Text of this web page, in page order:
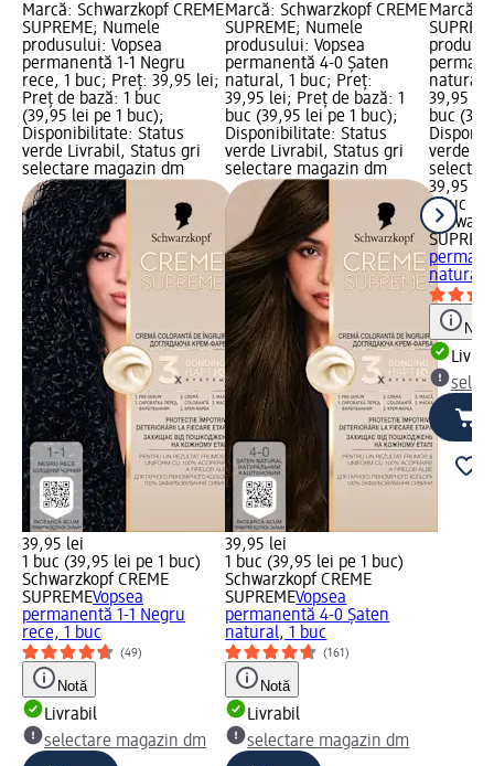
Marcă: Schwarzkopf CREME
SUPREME; Numele
produsului: Vopsea
permanentă 1-1 Negru
rece, 1 buc; Preț: 39,95 lei;
Preț de bază: 1 buc
(39,95 lei pe 1 buc);
Disponibilitate: Status
verde Livrabil, Status gri
selectare magazin dm
39,95 lei
1 buc (39,95 lei pe 1 buc)
Schwarzkopf CREME
SUPREMEVopsea
permanentă 1-1 Negru
rece, 1 buc
(49)
Notă
Livrabil
selectare magazin dm
Marcă: Schwarzkopf CREME
SUPREME; Numele
produsului: Vopsea
permanentă 4-0 Șaten
natural, 1 buc; Preț:
39,95 lei; Preț de bază: 1
buc (39,95 lei pe 1 buc);
Disponibilitate: Status
verde Livrabil, Status gri
selectare magazin dm
39,95 lei
1 buc (39,95 lei pe 1 buc)
Schwarzkopf CREME
SUPREMEVopsea
permanentă 4-0 Șaten
natural, 1 buc
(161)
Notă
Livrabil
selectare magazin dm
Marcă:
natural,
39,95
buc
verde
39,95 lei
1 buc
natural,
Notă